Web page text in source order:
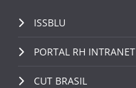
ISSBLU
PORTAL RH INTRANET
CUT BRASIL